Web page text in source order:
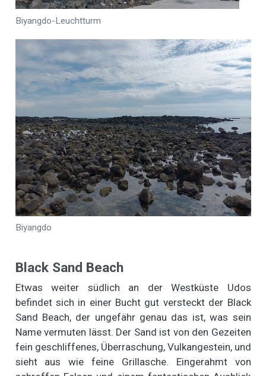
Biyangdo-Leuchtturm
Biyangdo
Black Sand Beach
Etwas weiter südlich an der Westküste Udos
befindet sich in einer Bucht gut versteckt der Black
Sand Beach, der ungefähr genau das ist, was sein
Name vermuten lässt. Der Sand ist von den Gezeiten
fein geschliffenes, Überraschung, Vulkangestein, und
sieht aus wie feine Grillasche. Eingerahmt von